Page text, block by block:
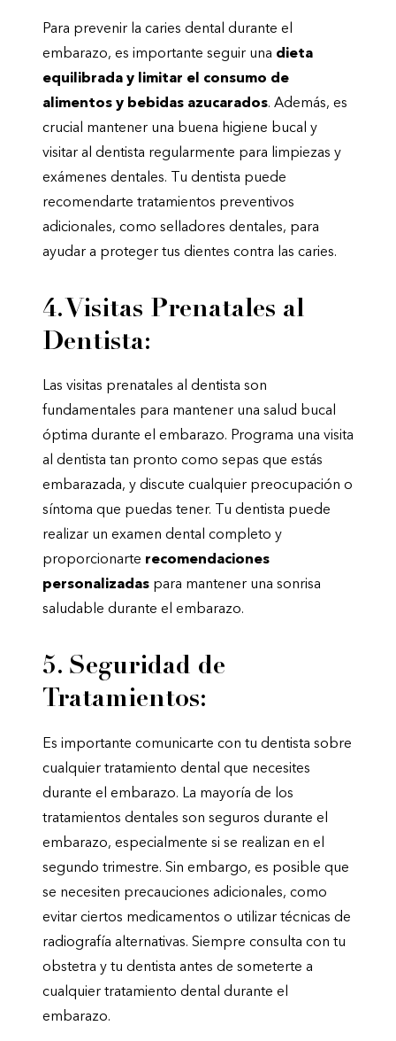
Para prevenir la caries dental durante el
embarazo, es importante seguir una dieta
equilibrada y limitar el consumo de
alimentos y bebidas azucarados. Además, es
crucial mantener una buena higiene bucal y
visitar al dentista regularmente para limpiezas y
exámenes dentales. Tu dentista puede
recomendarte tratamientos preventivos
adicionales, como selladores dentales, para
ayudar a proteger tus dientes contra las caries.
4. Visitas Prenatales al
Dentista:
Las visitas prenatales al dentista son
fundamentales para mantener una salud bucal
óptima durante el embarazo. Programa una visita
al dentista tan pronto como sepas que estás
embarazada, y discute cualquier preocupación o
síntoma que puedas tener. Tu dentista puede
realizar un examen dental completo y
proporcionarte recomendaciones
personalizadas para mantener una sonrisa
saludable durante el embarazo.
5. Seguridad de
Tratamientos:
Es importante comunicarte con tu dentista sobre
cualquier tratamiento dental que necesites
durante el embarazo. La mayoría de los
tratamientos dentales son seguros durante el
embarazo, especialmente si se realizan en el
segundo trimestre. Sin embargo, es posible que
se necesiten precauciones adicionales, como
evitar ciertos medicamentos o utilizar técnicas de
radiografía alternativas. Siempre consulta con tu
obstetra y tu dentista antes de someterte a
cualquier tratamiento dental durante el
embarazo.